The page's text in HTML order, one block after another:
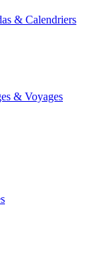
& Calendriers
& Voyages